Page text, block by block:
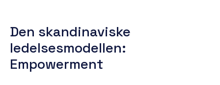
Den skandinaviske
ledelsesmodellen:
Empowerment